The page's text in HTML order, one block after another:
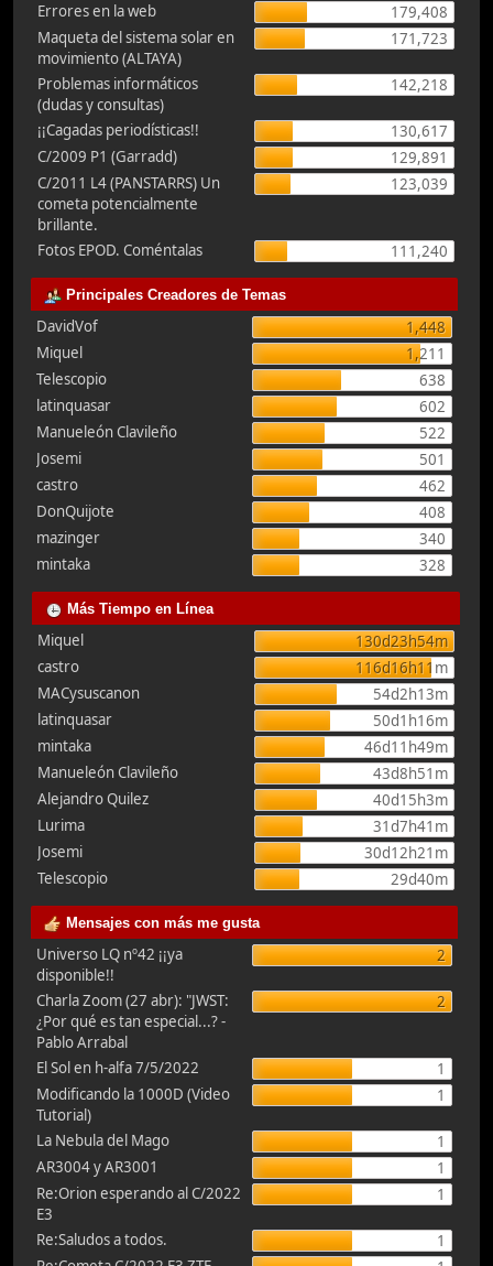
Errores en la web
179,408
Maqueta del sistema solar en
movimiento (ALTAYA)
171,723
Problemas informáticos
(dudas y consultas)
142,218
¡¡Cagadas periodísticas!!
130,617
C/2009 P1 (Garradd)
129,891
C/2011 L4 (PANSTARRS) Un
cometa potencialmente
brillante.
123,039
Fotos EPOD. Coméntalas 111,240
Principales Creadores de Temas
DavidVof
1,448
Miquel
1,211
Telescopio
638
latinquasar
602
Manueleón Clavileño
522
Josemi
501
castro
462
DonQuijote
408
mazinger
340
mintaka
328
Más Tiempo en Línea
Miquel
130d23h54m
castro
116d16h11m
MACysuscanon
54d2h13m
latinquasar
50d1h16m
mintaka
46d11h49m
Manueleón Clavileño
43d8h51m
Alejandro Quilez
40d15h3m
Lurima
31d7h41m
Josemi
30d12h21m
Telescopio
29d40m
Mensajes con más me gusta
Universo LQ nº42 ¡¡ya
disponible!!
2
Charla Zoom (27 abr): "JWST:
¿Por qué es tan especial...? -
Pablo Arrabal
2
El Sol en h-alfa 7/5/2022
1
Modificando la 1000D (Video
Tutorial)
1
La Nebula del Mago
1
AR3004 y AR3001
1
Re:Orion esperando al C/2022
E3
1
Re:Saludos a todos.
1